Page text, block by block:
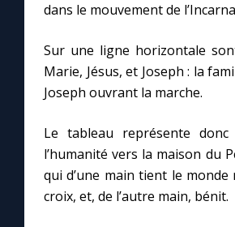
dans le mouvement de
Sur une ligne horizontale
Marie, Jésus, et Joseph : la
Joseph ouvrant la marche.
Le tableau représente
l’humanité vers la maison du
qui d’une main tient le monde
croix, et, de l’autre main, bénit.